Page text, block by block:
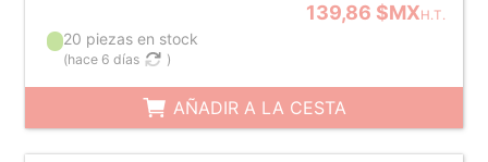
139,86 $MXH.T.
20 piezas en stock
(hace 6 días )
AÑADIR A LA CESTA